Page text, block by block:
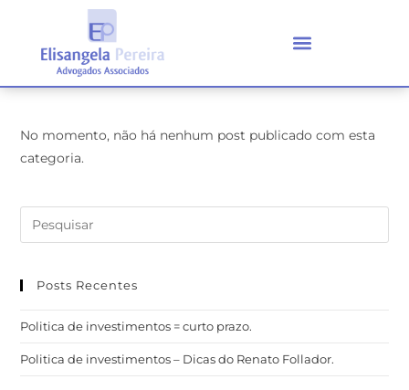
No momento, não há nenhum post publicado com esta
categoria.
Posts Recentes
Politica de investimentos = curto prazo.
Politica de investimentos – Dicas do Renato Follador.